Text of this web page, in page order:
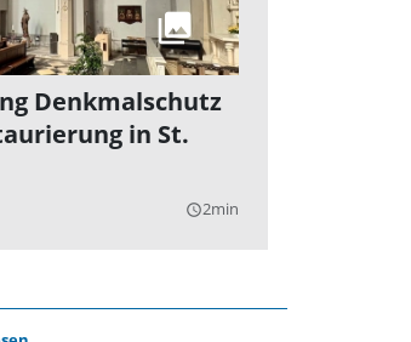
Denkmalschutz
in St.
query_builder2min